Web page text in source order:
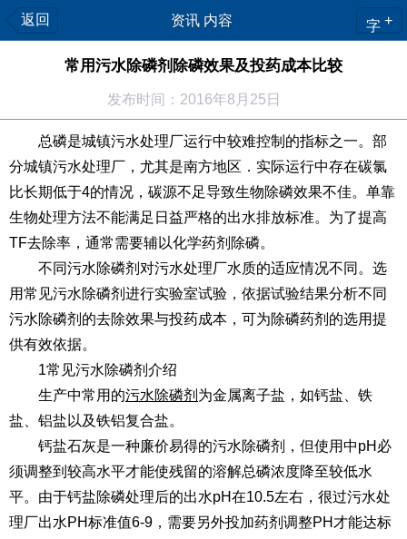
返回 资讯 内容 字 +
常用污水除磷剂除磷效果及投药成本比较
发布时间：2016年8月25日
总磷是城镇污水处理厂运行中较难控制的指标之一。部
分城镇污水处理厂，尤其是南方地区．实际运行中存在碳氯
比长期低于4的情况，碳源不足导致生物除磷效果不佳。单靠
生物处理方法不能满足日益严格的出水排放标准。为了提高
TF去除率，通常需要辅以化学药剂除磷。
不同污水除磷剂对污水处理厂水质的适应情况不同。选
用常见污水除磷剂进行实验室试验，依据试验结果分析不同
污水除磷剂的去除效果与投药成本，可为除磷药剂的选用提
供有效依据。
1常见污水除磷剂介绍
生产中常用的污水除磷剂 为金属离子盐，如钙盐、铁
盐、铝盐以及铁铝复合盐。
钙盐石灰是一种廉价易得的污水除磷剂，但使用中pH必
须调整到较高水平才能使残留的溶解总磷浓度降至较低水
平。由于钙盐除磷处理后的出水pH在10.5左右，很过污水处
理厂出水PH标准值6-9，需要另外投加药剂调整PH才能达标